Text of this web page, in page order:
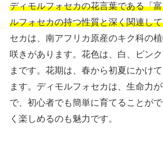
ディモルフォセカの花言葉である「
ルフォセカの持つ性質と深く関連し
セカは、南アフリカ原産のキク科の
咲きがあります。花色は、白、ピン
まです。花期は、春から初夏にかけ
ます。ディモルフォセカは、生命力
で、初心者でも簡単に育てることが
く楽しめるのも魅力です。